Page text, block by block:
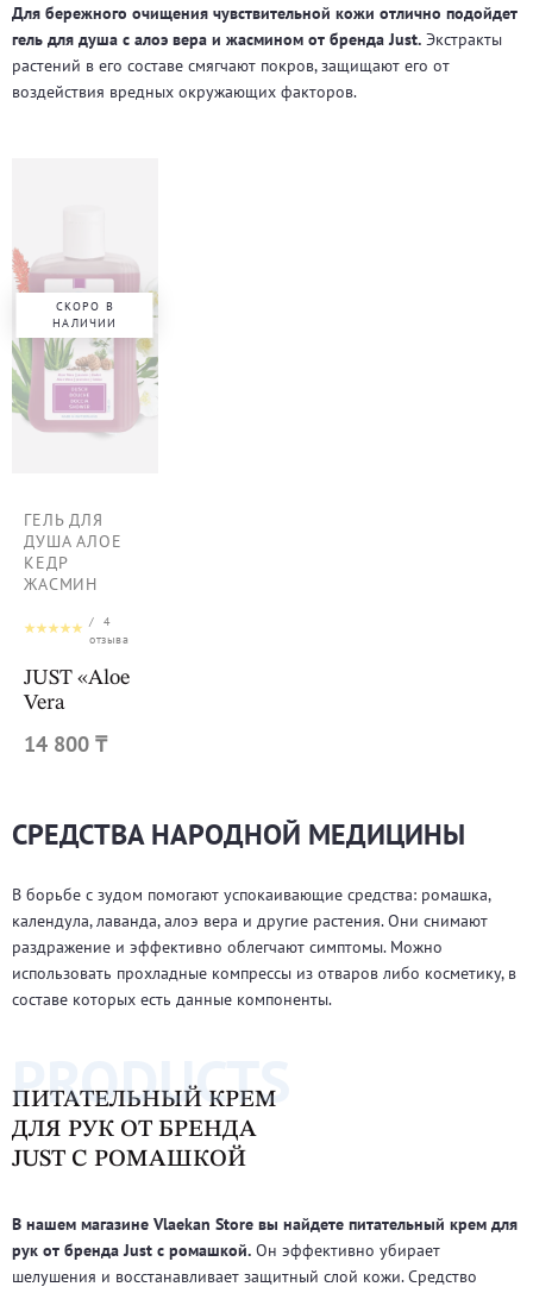
Для бережного очищения чувствительной кожи отлично подойдет
гель для душа с алоэ вера и жасмином от бренда Just. Экстракты
растений в его составе смягчают покров, защищают его от
воздействия вредных окружающих факторов.
СКОРО В
НАЛИЧИИ
ГЕЛЬ ДЛЯ
ДУША АЛОЕ
КЕДР
ЖАСМИН
/ 4
отзыва
JUST «Aloe
Vera
14 800 ₸
СРЕДСТВА НАРОДНОЙ МЕДИЦИНЫ
В борьбе с зудом помогают успокаивающие средства: ромашка,
календула, лаванда, алоэ вера и другие растения. Они снимают
раздражение и эффективно облегчают симптомы. Можно
использовать прохладные компрессы из отваров либо косметику, в
составе которых есть данные компоненты.
PRODUCTS
ПИТАТЕЛЬНЫЙ КРЕМ
ДЛЯ РУК ОТ БРЕНДА
JUST С РОМАШКОЙ
В нашем магазине Vlaekan Store вы найдете питательный крем для
рук от бренда Just с ромашкой. Он эффективно убирает
шелушения и восстанавливает защитный слой кожи. Средство